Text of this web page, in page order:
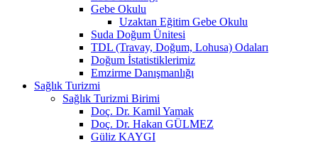
Gebe Okulu
Uzaktan Eğitim Gebe Okulu
Suda Doğum Ünitesi
TDL (Travay, Doğum, Lohusa) Odaları
Doğum İstatistiklerimiz
Emzirme Danışmanlığı
Sağlık Turizmi
Sağlık Turizmi Birimi
Doç. Dr. Kamil Yamak
Doç. Dr. Hakan GÜLMEZ
Güliz KAYGI